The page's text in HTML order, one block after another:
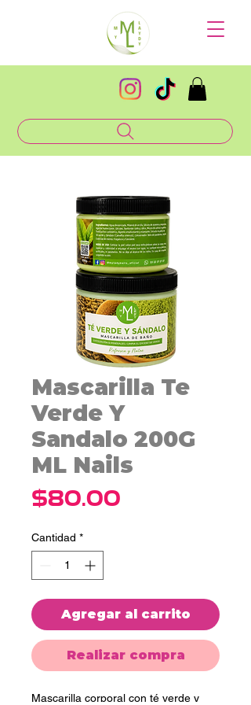
Mascarilla Te
Verde Y
Sandalo 200G
ML Nails
$80.00
Cantidad *
Agregar al carrito
Realizar compra
Mascarilla corporal con té verde y